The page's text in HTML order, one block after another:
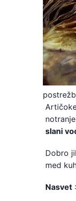
slani
Dobro
med
Nasvet